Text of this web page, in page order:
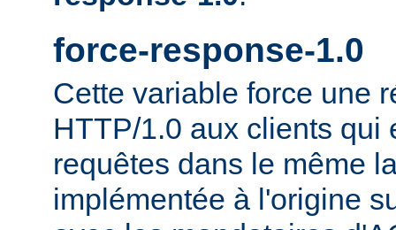
force-response-1.0
Cette variable force une
HTTP/1.0 aux clients qui
requêtes dans le même
implémentée à l'origine